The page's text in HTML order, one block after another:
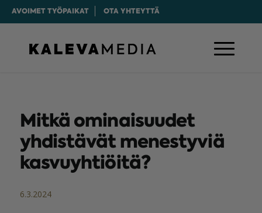
AVOIMET TYÖPAIKAT OTA YHTEYTTÄ
Mitkä ominaisuudet
yhdistävät menestyviä
kasvuyhtiöitä?
6.3.2024